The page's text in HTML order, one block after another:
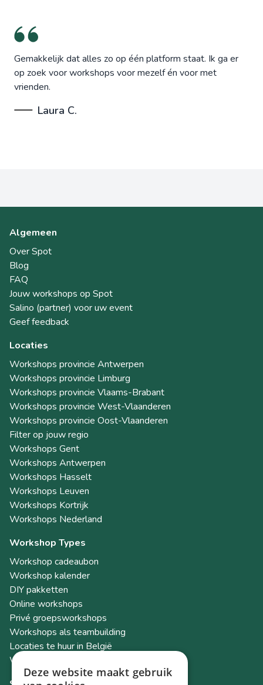
Gemakkelijk dat alles zo op één platform staat. Ik ga er
op zoek voor workshops voor mezelf én voor met
vrienden.
Laura C.
Algemeen
Over Spot
Blog
FAQ
Jouw workshops op Spot
Salino (partner) voor uw event
Geef feedback
Locaties
Workshops provincie Antwerpen
Workshops provincie Limburg
Workshops provincie Vlaams-Brabant
Workshops provincie West-Vlaanderen
Workshops provincie Oost-Vlaanderen
Filter op jouw regio
Workshops Gent
Workshops Antwerpen
Workshops Hasselt
Workshops Leuven
Workshops Kortrijk
Workshops Nederland
Workshop Types
Workshop cadeaubon
Workshop kalender
DIY pakketten
Online workshops
Privé groepsworkshops
Workshops als teambuilding
Locaties te huur in België
Workshop Academy
Deze website maakt gebruik